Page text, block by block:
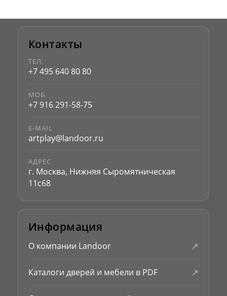
Контакты
ТЕЛ.
+7 495 640 80 80
МОБ.
+7 916 291-58-75
E-MAIL
artplay@landoor.ru
АДРЕС
г. Москва, Нижняя Сыромятническая
11с68
Информация
О компании Landoor ↗
Каталоги дверей и мебели в PDF ↗